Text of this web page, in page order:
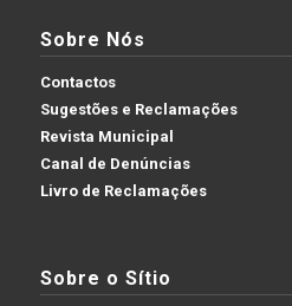
Sobre Nós
Contactos
Sugestões e Reclamações
Revista Municipal
Canal de Denúncias
Livro de Reclamações
Sobre o Sítio